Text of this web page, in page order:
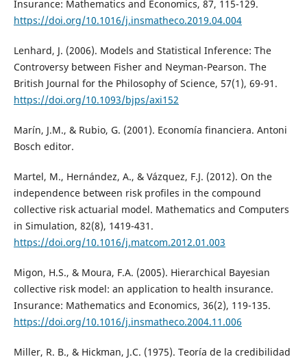
Insurance: Mathematics and Economics, 87, 115-129.
https://doi.org/10.1016/j.insmatheco.2019.04.004
Lenhard, J. (2006). Models and Statistical Inference: The
Controversy between Fisher and Neyman-Pearson. The
British Journal for the Philosophy of Science, 57(1), 69-91.
https://doi.org/10.1093/bjps/axi152
Marín, J.M., & Rubio, G. (2001). Economía financiera. Antoni
Bosch editor.
Martel, M., Hernández, A., & Vázquez, F.J. (2012). On the
independence between risk profiles in the compound
collective risk actuarial model. Mathematics and Computers
in Simulation, 82(8), 1419-431.
https://doi.org/10.1016/j.matcom.2012.01.003
Migon, H.S., & Moura, F.A. (2005). Hierarchical Bayesian
collective risk model: an application to health insurance.
Insurance: Mathematics and Economics, 36(2), 119-135.
https://doi.org/10.1016/j.insmatheco.2004.11.006
Miller, R. B., & Hickman, J.C. (1975). Teoría de la credibilidad